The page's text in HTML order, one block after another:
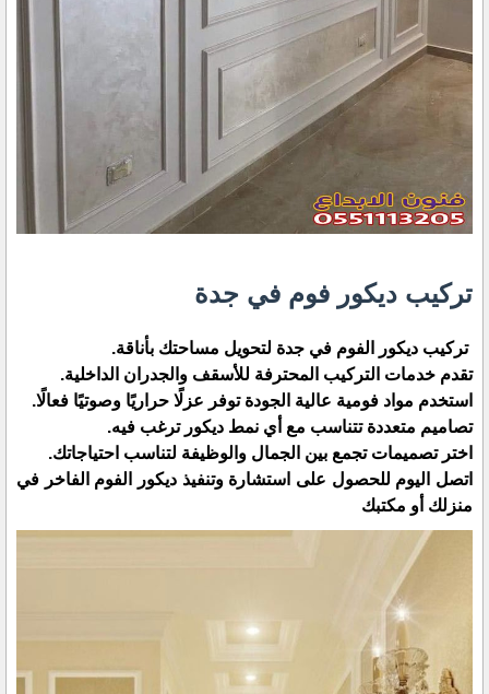
تركيب ديكور فوم في جدة
تركيب ديكور الفوم في جدة لتحويل مساحتك بأناقة.
تقدم خدمات التركيب المحترفة للأسقف والجدران الداخلية.
استخدم مواد فومية عالية الجودة توفر عزلًا حراريًا وصوتيًا فعالًا.
تصاميم متعددة تتناسب مع أي نمط ديكور ترغب فيه.
اختر تصميمات تجمع بين الجمال والوظيفة لتناسب احتياجاتك.
اتصل اليوم للحصول على استشارة وتنفيذ ديكور الفوم الفاخر في
منزلك أو مكتبك